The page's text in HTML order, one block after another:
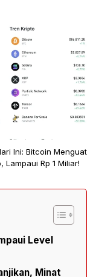
Ini: Bitcoin Menguat
Lampaui Rp 1 Miliar!
Level
Minat